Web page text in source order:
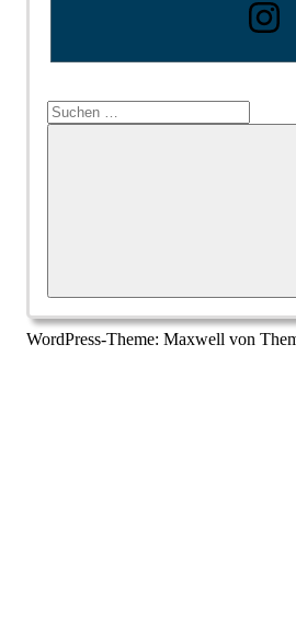
Suchen
nach:
Suchen
WordPress-Theme: Maxwell von